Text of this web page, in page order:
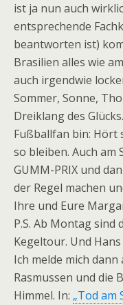
ist ja nun auch
entsprechende
beantworten ist)
Brasilien alles wie
auch irgendwie
Sommer, Sonne,
Dreiklang des
Fußballfan bin: Hört
so bleiben. Auch am
GUMM-PRIX und
der Regel machen
Ihre und Eure
P.S. Ab Montag sind
Kegeltour. Und
Ich melde mich dann
Rasmussen und die
Himmel. In: „Tod am